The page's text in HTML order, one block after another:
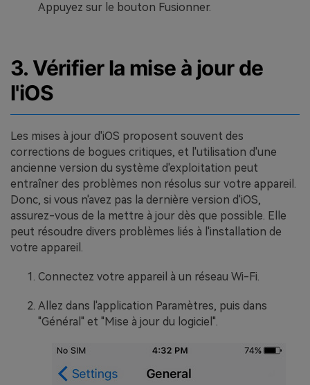
Appuyez sur le bouton Fusionner.
3. Vérifier la mise à jour de
l'iOS
Les mises à jour d'iOS proposent souvent des
corrections de bogues critiques, et l'utilisation d'une
ancienne version du système d'exploitation peut
entraîner des problèmes non résolus sur votre appareil.
Donc, si vous n'avez pas la dernière version d'iOS,
assurez-vous de la mettre à jour dès que possible. Elle
peut résoudre divers problèmes liés à l'installation de
votre appareil.
Connectez votre appareil à un réseau Wi-Fi.
Allez dans l'application Paramètres, puis dans
"Général" et "Mise à jour du logiciel".